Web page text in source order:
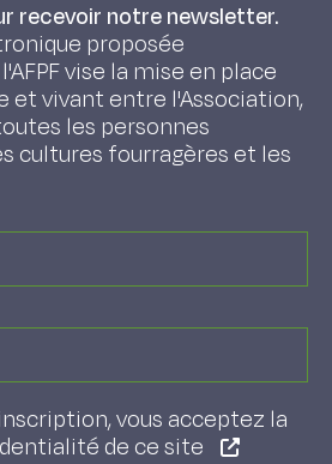
recevoir notre newsletter.
proposée
vise la mise en place
et vivant entre l'Association,
les personnes
cultures fourragères et les
vous acceptez la
de ce site